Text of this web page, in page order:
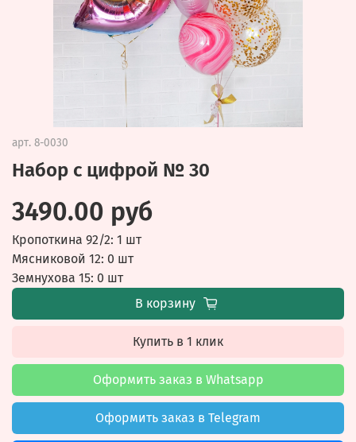
арт. 8-0030
Набор с цифрой № 30
3490.00 руб
Кропоткина 92/2: 1 шт
Мясниковой 12: 0 шт
Земнухова 15: 0 шт
В корзину
Купить в 1 клик
Оформить заказ в Whatsapp
Оформить заказ в Telegram